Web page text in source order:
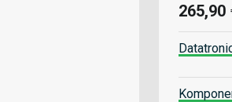
265,90